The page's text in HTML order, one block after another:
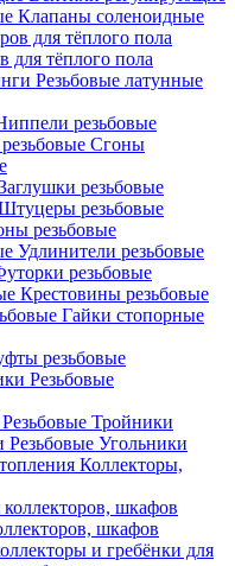
Клапаны соленоидные
для тёплого пола
Резьбовые латунные
резьбовые
Сгоны
резьбовые
резьбовые
резьбовые
Удлинители резьбовые
резьбовые
Крестовины резьбовые
Гайки стопорные
резьбовые
Резьбовые
Резьбовые Тройники
Резьбовые Угольники
Коллекторы,
шкафов